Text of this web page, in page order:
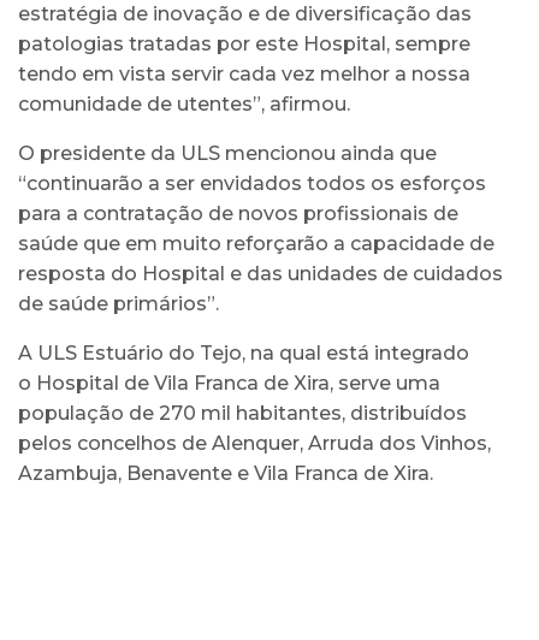
estratégia de inovação e de diversificação das
patologias tratadas por este Hospital, sempre
tendo em vista servir cada vez melhor a nossa
comunidade de utentes”, afirmou.
O presidente da ULS mencionou ainda que
“continuarão a ser envidados todos os esforços
para a contratação de novos profissionais de
saúde que em muito reforçarão a capacidade de
resposta do Hospital e das unidades de cuidados
de saúde primários”.
A ULS Estuário do Tejo, na qual está integrado
o Hospital de Vila Franca de Xira, serve uma
população de 270 mil habitantes, distribuídos
pelos concelhos de Alenquer, Arruda dos Vinhos,
Azambuja, Benavente e Vila Franca de Xira.